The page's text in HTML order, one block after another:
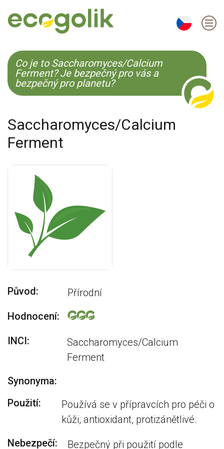
EN ES CS KO
Co je to Saccharomyces/Calcium
Ferment? Je bezpečný pro vás a
bezpečný pro planetu?
Saccharomyces/Calcium
Ferment
Původ:
Přírodní
Hodnocení:
INCI:
Saccharomyces/Calcium
Ferment
Synonyma:
Použití:
Používá se v přípravcích pro péči o
kůži, antioxidant, protizánětlivé.
Nebezpečí:
Bezpečný při použití podle